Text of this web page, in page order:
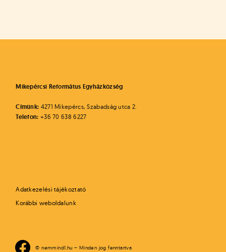
Mikepércsi Református Egyházközség
Címünk: 4271 Mikepércs, Szabadság utca 2.
Telefon: +36 70 638 6227
Adatkezelési tájékoztató
Korábbi weboldalunk
© nemmind1.hu – Minden jog fenntartva